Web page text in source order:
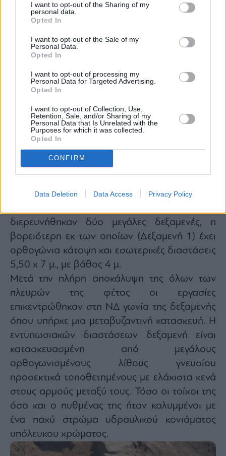
I want to opt-out of the Sharing of my
personal data.
Opted In
I want to opt-out of the Sale of my
Personal Data.
Opted In
I want to opt-out of processing my
Personal Data for Targeted Advertising.
Opted In
I want to opt-out of Collection, Use,
Retention, Sale, and/or Sharing of my
Personal Data that Is Unrelated with the
Purposes for which it was collected.
Opted In
CONFIRM
Data Deletion Data Access Privacy Policy
Τμήμα αρχαϊκού κούρου εντοιχισμένο στον τοίχο
μεταγενέστερης κατασκευής
Από το 2020 εξάλλου ανασκάπτεται ένα
υδάτων στις υπώρειες του λόφου, νότια του
διερευνήθηκαν δύο μεγάλες δεξαμενές, η
βορειότερη εκ των οποίων (Δεξαμενή 1) έχει
ορθογώνια κάτοψη και εσωτερικές διαστάσεις
5,50 x 7 μ., με βάθος 4 μ.
Μετά την πλήρη αποκάλυψη της όλων των
πλευρών της φέτος οι εργασίες
επικεντρώθηκαν στη ΝΔ γωνία της δεξαμενής
όπου υπήρχε μια μεταβυζαντινή κατασκευή. Η
εντυπωσιακών διαστάσεων δεξαμενή είναι
κατασκευασμένη από μεγάλους
ορθογωνισμένους λίθους γνευσίου
προσεκτικά τοποθετημένους με ελάχιστα κενά
στους αρμούς μεταξύ τους. Τόσο οι τοίχοι της
όσο και ο πυθμένας της ήταν καλυμμένοι με
ένα παχύ στρώμα υδραυλικού κονιάματος
υπόλευκου χρώματος.